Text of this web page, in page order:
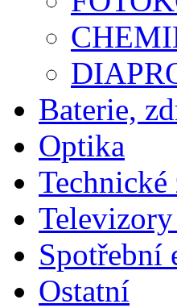
Baterie,
Optika
Spotřební
Ostatní